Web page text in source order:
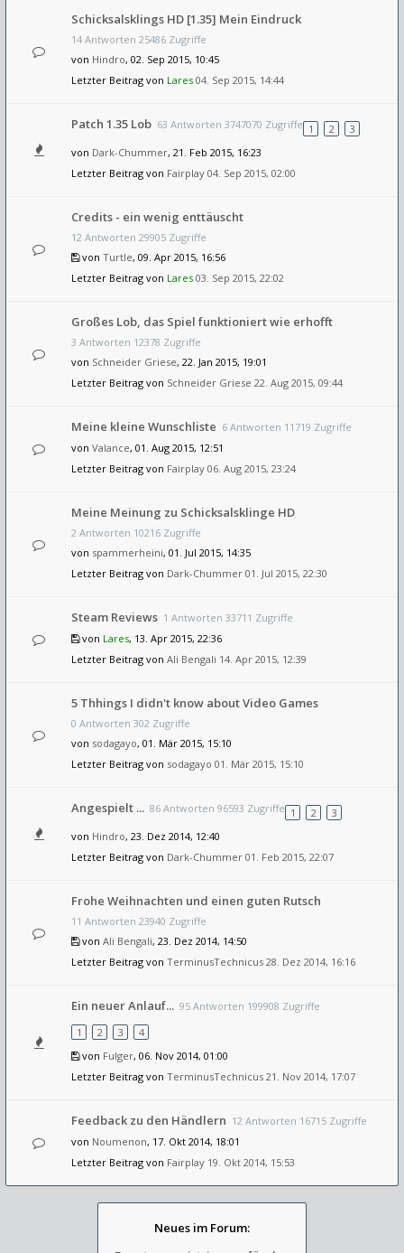
Schicksalsklings HD [1.35] Mein Eindruck
14 Antworten 25486 Zugriffe
von Hindro, 02. Sep 2015, 10:45
Letzter Beitrag von Lares 04. Sep 2015, 14:44
Patch 1.35 Lob 63 Antworten 3747070 Zugriffe 1 2
3
von Dark-Chummer, 21. Feb 2015, 16:23
Letzter Beitrag von Fairplay 04. Sep 2015, 02:00
Credits - ein wenig enttäuscht
12 Antworten 29905 Zugriffe
von Turtle, 09. Apr 2015, 16:56
Letzter Beitrag von Lares 03. Sep 2015, 22:02
Großes Lob, das Spiel funktioniert wie erhofft
3 Antworten 12378 Zugriffe
von Schneider Griese, 22. Jan 2015, 19:01
Letzter Beitrag von Schneider Griese 22. Aug 2015, 09:44
Meine kleine Wunschliste 6 Antworten 11719 Zugriffe
von Valance, 01. Aug 2015, 12:51
Letzter Beitrag von Fairplay 06. Aug 2015, 23:24
Meine Meinung zu Schicksalsklinge HD
2 Antworten 10216 Zugriffe
von spammerheini, 01. Jul 2015, 14:35
Letzter Beitrag von Dark-Chummer 01. Jul 2015, 22:30
Steam Reviews 1 Antworten 33711 Zugriffe
von Lares, 13. Apr 2015, 22:36
Letzter Beitrag von Ali Bengali 14. Apr 2015, 12:39
5 Thhings I didn't know about Video Games
0 Antworten 302 Zugriffe
von sodagayo, 01. Mär 2015, 15:10
Letzter Beitrag von sodagayo 01. Mär 2015, 15:10
Angespielt ... 86 Antworten 96593 Zugriffe 1 2
3
von Hindro, 23. Dez 2014, 12:40
Letzter Beitrag von Dark-Chummer 01. Feb 2015, 22:07
Frohe Weihnachten und einen guten Rutsch
11 Antworten 23940 Zugriffe
von Ali Bengali, 23. Dez 2014, 14:50
Letzter Beitrag von TerminusTechnicus 28. Dez 2014, 16:16
Ein neuer Anlauf... 95 Antworten 199908 Zugriffe
1
2 3
4
von Fulger, 06. Nov 2014, 01:00
Letzter Beitrag von TerminusTechnicus 21. Nov 2014, 17:07
Feedback zu den Händlern 12 Antworten 16715 Zugriffe
von Noumenon, 17. Okt 2014, 18:01
Letzter Beitrag von Fairplay 19. Okt 2014, 15:53
Neues im Forum: